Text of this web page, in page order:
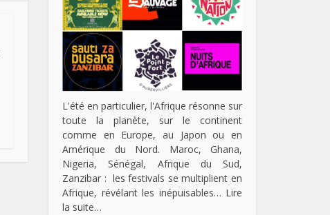
L'été en particulier, l'Afrique résonne sur
toute la planète, sur le continent
comme en Europe, au Japon ou en
Amérique du Nord. Maroc, Ghana,
Nigeria, Sénégal, Afrique du Sud,
Zanzibar : les festivals se multiplient en
Afrique, révélant les inépuisables… Lire
la suite…